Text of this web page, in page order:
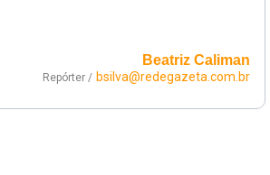
Beatriz Caliman
Repórter / bsilva@redegazeta.com.br